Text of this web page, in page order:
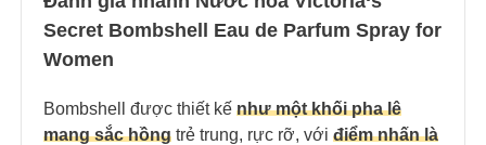
Secret Bombshell Eau de Parfum Spray for
Women
Bombshell được thiết kế như một khối pha lê
mang sắc hồng trẻ trung, rực rỡ, với điểm nhấn là